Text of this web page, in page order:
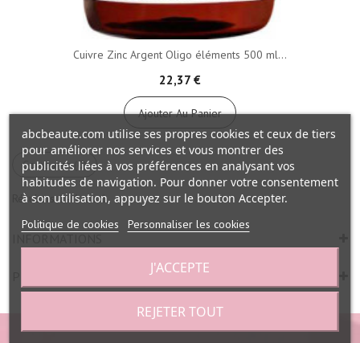
Cuivre Zinc Argent Oligo éléments 500 ml...
22,37 €
Ajouter Au Panier
Comparer ( 0)
Résultats 1 - 1 sur 1.
abcbeaute.com utilise ses propres cookies et ceux de tiers
pour améliorer nos services et vous montrer des
publicités liées à vos préférences en analysant vos
habitudes de navigation. Pour donner votre consentement
à son utilisation, appuyez sur le bouton Accepter.
Politique de cookies Personnaliser les cookies
REJETER TOUT
J'ACCEPTE